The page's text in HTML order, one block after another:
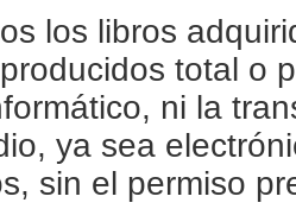
los libros
total o
ni la
ya sea
sin el permiso